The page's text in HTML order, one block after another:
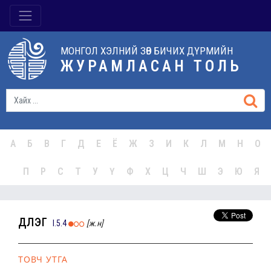
МОНГОЛ ХЭЛНИЙ ЗӨВ БИЧИХ ДҮРМИЙН
ЖУРАМЛАСАН ТОЛЬ
А Б В Г Д Е Ё Ж З И К Л М Н О
П Р С Т У Ү Ф Х Ц Ч Ш Э Ю Я
үдлэг I.5.4 [ж.н]
ТОВЧ УТГА